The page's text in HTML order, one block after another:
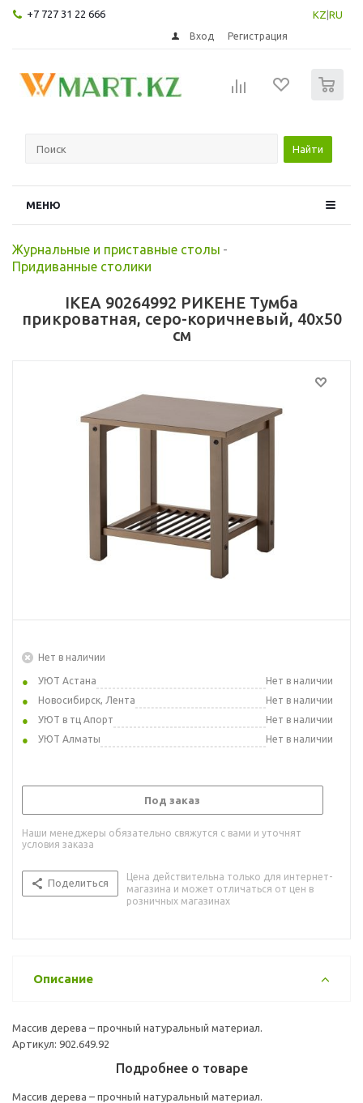
+7 727 31 22 666 KZ RU
Вход Регистрация
Найти
МЕНЮ
Журнальные и приставные столы -
Придиванные столики
IKEA 90264992 РИКЕНЕ Тумба
прикроватная, серо-коричневый, 40x50
см
Нет в наличии
УЮТ Астана
Нет в наличии
Новосибирск, Лента
Нет в наличии
УЮТ в тц Апорт
Нет в наличии
УЮТ Алматы
Нет в наличии
Под заказ
Наши менеджеры обязательно свяжутся с вами и уточнят
условия заказа
Поделиться
Цена действительна только для интернет-
магазина и может отличаться от цен в
розничных магазинах
Описание
Массив дерева – прочный натуральный материал.
Артикул: 902.649.92
Подробнее о товаре
Массив дерева – прочный натуральный материал.